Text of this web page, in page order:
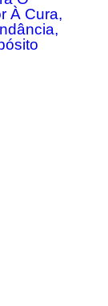
À Cura,